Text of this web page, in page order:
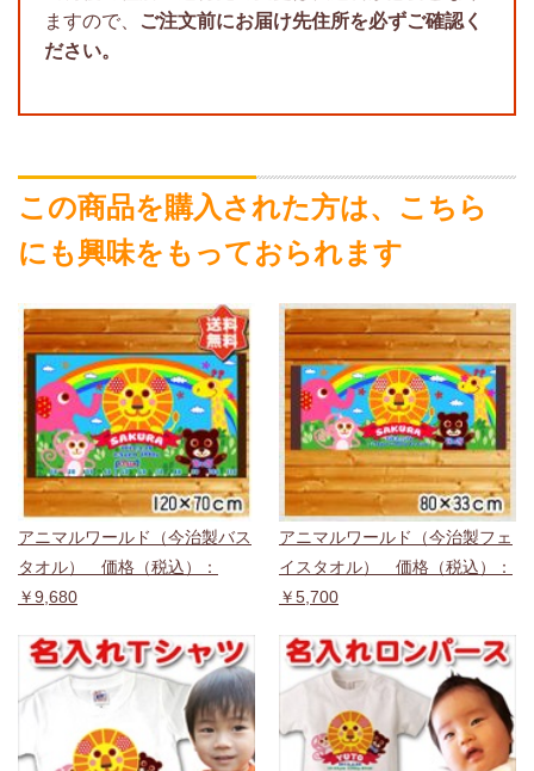
ますので、
ご注文前にお届け先住所を必ずご確認く
ださい。
この商品を購入された方は、こちら
にも興味をもっておられます
アニマルワールド（今治製バス
タオル） 価格（税込）：
￥9,680
アニマルワールド（今治製フェ
イスタオル） 価格（税込）：
￥5,700